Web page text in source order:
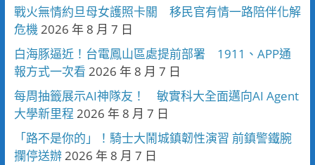
戰火無情約旦母女護照卡關 移民官有情一路陪伴化解
危機2026 年 8 月 7 日
白海豚逼近！台電鳳山區處提前部署 1911、APP通
報方式一次看 2026 年 8 月 7 日
每周抽籤展示AI神隊友！ 敏實科大全面邁向AI Agent
大學新里程 2026 年 8 月 7 日
「路不是你的」！騎士大鬧城鎮韌性演習 前鎮警鐵腕
攔停送辦2026 年 8 月 7 日